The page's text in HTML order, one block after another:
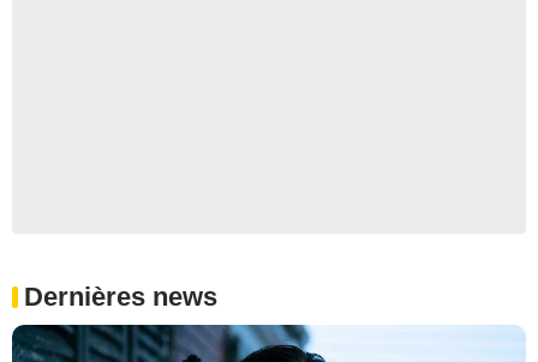
Dernières news